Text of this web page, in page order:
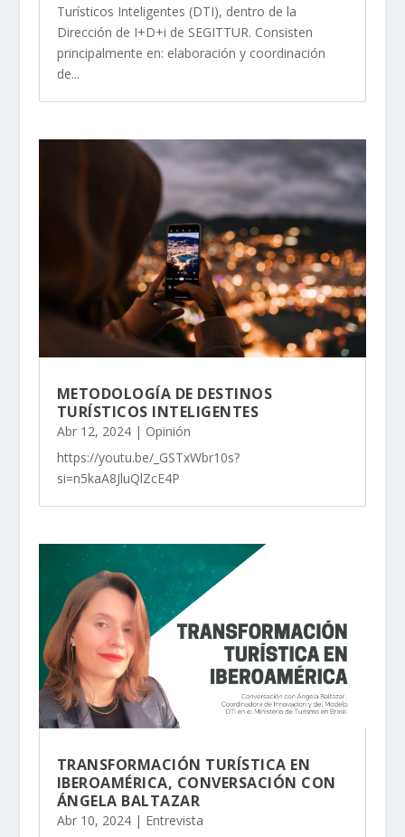
Turísticos Inteligentes (DTI), dentro de la
Dirección de I+D+i de SEGITTUR. Consisten
principalmente en: elaboración y coordinación
de...
METODOLOGÍA DE DESTINOS
TURÍSTICOS INTELIGENTES
Abr 12, 2024| Opinión
https://youtu.be/_GSTxWbr10s?
si=n5kaA8JluQlZcE4P
TRANSFORMACIÓN TURÍSTICA EN
IBEROAMÉRICA, CONVERSACIÓN CON
ÁNGELA BALTAZAR
Abr 10, 2024| Entrevista